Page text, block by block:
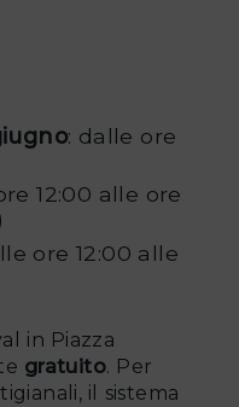
: dalle ore
12:00 alle ore
ore 12:00 alle
in Piazza
gratuito. Per
il sistema